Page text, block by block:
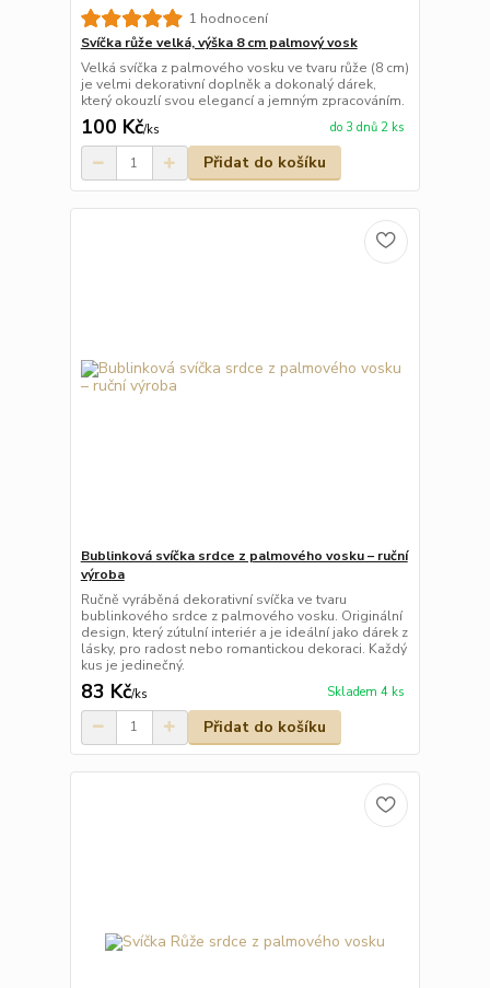
1 hodnocení
Svíčka růže velká, výška 8 cm palmový vosk
Velká svíčka z palmového vosku ve tvaru růže (8 cm)
je velmi dekorativní doplněk a dokonalý dárek,
který okouzlí svou elegancí a jemným zpracováním.
100 Kč/ks do 3 dnů 2 ks
Přidat do košíku
Bublinková svíčka srdce z palmového vosku – ruční
výroba
Ručně vyráběná dekorativní svíčka ve tvaru
bublinkového srdce z palmového vosku. Originální
design, který zútulní interiér a je ideální jako dárek z
lásky, pro radost nebo romantickou dekoraci. Každý
kus je jedinečný.
83 Kč/ks Skladem 4 ks
Přidat do košíku